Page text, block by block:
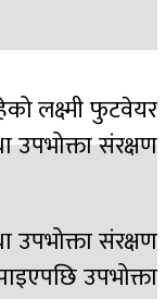
लक्ष्मी फुटवेयर
उपभोक्ता संरक्षण
उपभोक्ता संरक्षण
उपभोक्ता